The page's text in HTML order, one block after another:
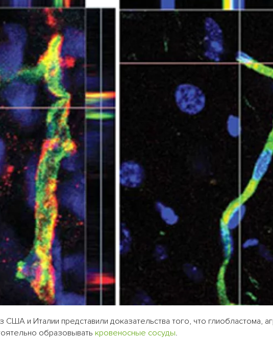
США и Италии представили доказательства того, что глиобластома,
образовывать кровеносные сосуды.